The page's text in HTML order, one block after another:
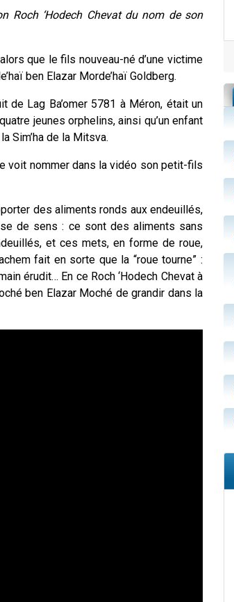
Roch ‘Hodech Chevat du nom de son
que le fils nouveau-né d’une victime
ben Elazar Morde’haï Goldberg.
Lag Ba’omer 5781 à Méron, était un
jeunes orphelins, ainsi qu’un enfant
Sim’ha de la Mitsva.
voit nommer dans la vidéo son petit-fils
des aliments ronds aux endeuillés,
de sens : ce sont des aliments sans
et ces mets, en forme de roue,
fait en sorte que la “roue tourne” :
érudit… En ce Roch ‘Hodech Chevat à
ben Elazar Moché de grandir dans la